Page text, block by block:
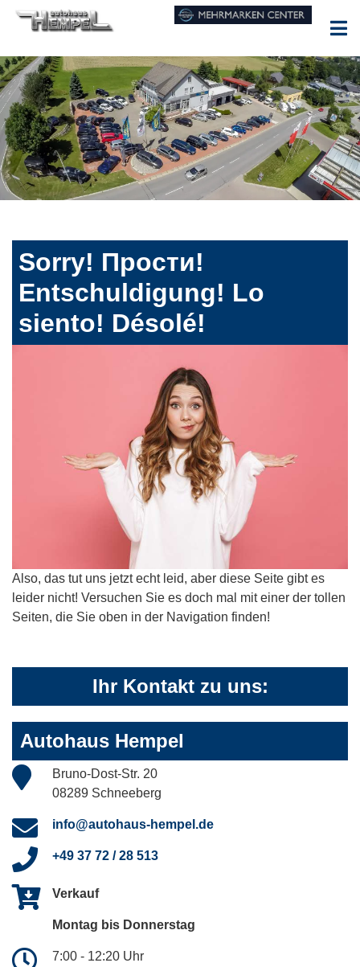
Sorry! Прости!
Entschuldigung! Lo
siento! Désolé!
Also, das tut uns jetzt echt leid, aber diese Seite gibt es
leider nicht! Versuchen Sie es doch mal mit einer der tollen
Seiten, die Sie oben in der Navigation finden!
Ihr Kontakt zu uns:
Autohaus Hempel
Bruno-Dost-Str. 20
08289 Schneeberg
info@autohaus-hempel.de
+49 37 72 / 28 513
Verkauf
Montag bis Donnerstag
7:00 - 12:20 Uhr